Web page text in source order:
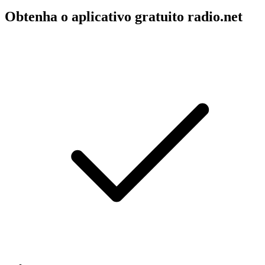
Obtenha o aplicativo gratuito radio.net